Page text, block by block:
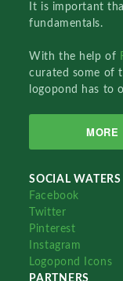
It is important
fundamentals.
With the help of
curated some of
logopond has to
MORE
SOCIAL WATERS
Facebook
Twitter
Pinterest
Instagram
Logopond Icons
PARTNERS